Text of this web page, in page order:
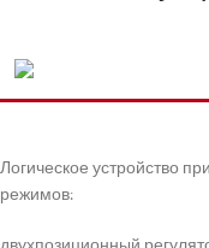
Логическое устройство
режимов: